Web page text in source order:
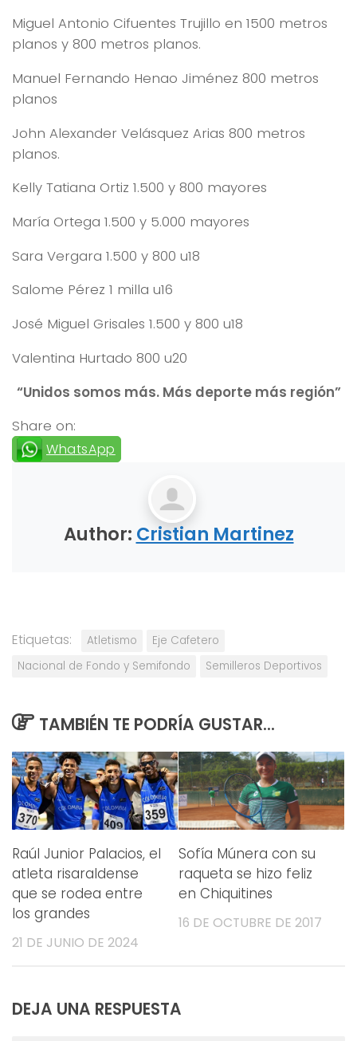
Miguel Antonio Cifuentes Trujillo en 1500 metros
planos y 800 metros planos.
Manuel Fernando Henao Jiménez 800 metros
planos
John Alexander Velásquez Arias 800 metros
planos.
Kelly Tatiana Ortiz 1.500 y 800 mayores
María Ortega 1.500 y 5.000 mayores
Sara Vergara 1.500 y 800 u18
Salome Pérez 1 milla u16
José Miguel Grisales 1.500 y 800 u18
Valentina Hurtado 800 u20
“Unidos somos más. Más deporte más región”
Share on:
WhatsApp
Author: Cristian Martinez
Etiquetas: Atletismo
Eje Cafetero
Nacional de Fondo y Semifondo
Semilleros Deportivos
TAMBIÉN TE PODRÍA GUSTAR...
Raúl Junior Palacios, el
atleta risaraldense
que se rodea entre
los grandes
21 DE JUNIO DE 2024
Sofía Múnera con su
raqueta se hizo feliz
en Chiquitines
16 DE OCTUBRE DE 2017
DEJA UNA RESPUESTA